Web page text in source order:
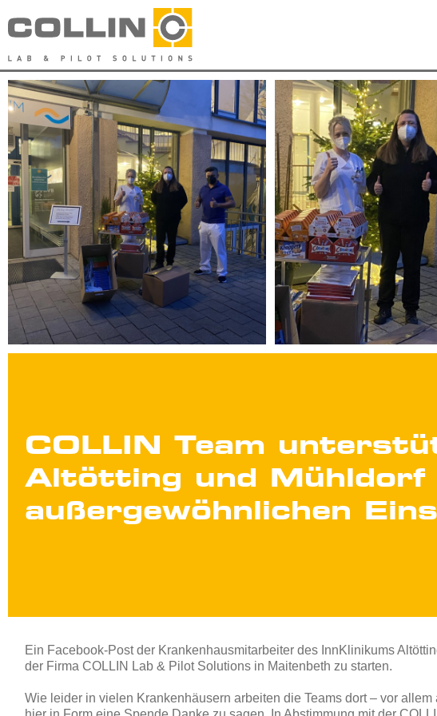
COLLIN Team
Altötting und Mühldorf
außergewöhnlichen
Ein Facebook-Post der Krankenhausmitarbeiter des InnKlinikums
der Firma COLLIN Lab & Pilot Solutions in Maitenbeth zu starten.
Wie leider in vielen Krankenhäusern arbeiten die Teams dort – vor